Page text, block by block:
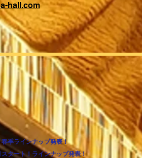
hall.com
季ラインナップ発表！
タート！ラインナップ発表！